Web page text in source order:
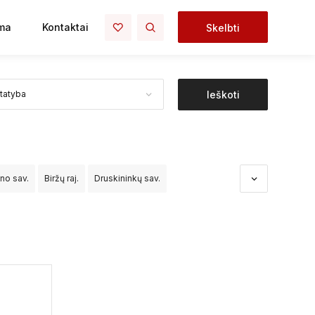
Kontaktai Skelbti
Ieškoti
sav. Biržų raj. Druskininkų sav.